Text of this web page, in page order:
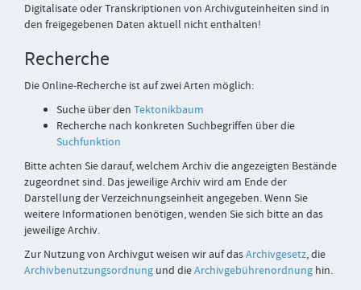
Digitalisate oder Transkriptionen von Archivguteinheiten sind in
den freigegebenen Daten aktuell nicht enthalten!
Recherche
Die Online-Recherche ist auf zwei Arten möglich:
Suche über den Tektonikbaum
Recherche nach konkreten Suchbegriffen über die
Suchfunktion
Bitte achten Sie darauf, welchem Archiv die angezeigten Bestände
zugeordnet sind. Das jeweilige Archiv wird am Ende der
Darstellung der Verzeichnungseinheit angegeben. Wenn Sie
weitere Informationen benötigen, wenden Sie sich bitte an das
jeweilige Archiv.
Zur Nutzung von Archivgut weisen wir auf dasArchivgesetz, die
Archivbenutzungsordnung und dieArchivgebührenordnung hin.